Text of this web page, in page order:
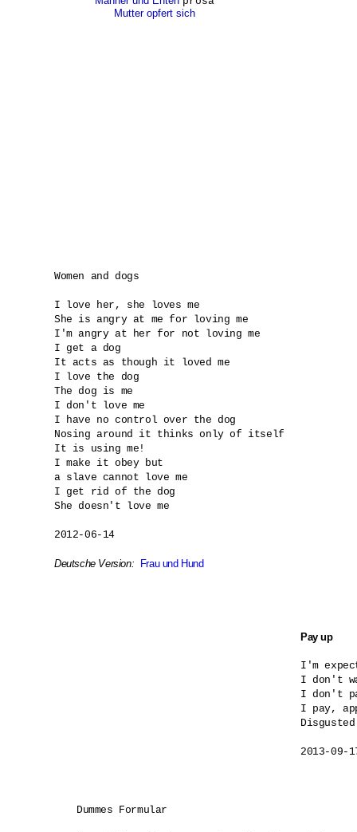
Mutter opfert sich
Women and dogs
I love her, she loves me
She is angry at me for loving me
I'm angry at her for not loving me
I get a dog
It acts as though it loved me
I love the dog
The dog is me
I don't love me
I have no control over the dog
Nosing around it thinks only of itself
It is using me!
I make it obey but
a slave cannot love me
I get rid of the dog
She doesn't love me
2012-06-14
Deutsche Version: Frau und Hund
Pay up
I'm
I don't
I don't
I pay,
2013-09-
Dummes Formular